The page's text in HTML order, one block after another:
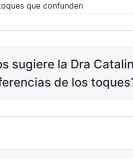
que confunden
sugiere la Dra
de los